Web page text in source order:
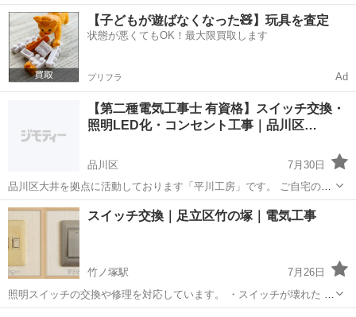
ざ工事をお願いしたいタイミングで、工事の予約が取れないことあり
ませんか？ 最短で当日、遅くても3日以内に伺えます‼️ その他、照明を
増設したい！古くなったsw...
東京 江東区 亀戸駅 電気工事 無料
【子どもが遊ばなくなった🧸】玩具を査定
状態が悪くてもOK！最大限買取します
プリフラ Ad
【第二種電気工事士 有資格】スイッチ交換・
照明LED化・コンセント工事｜品川区…
品川区
7月30日
品川区大井を拠点に活動しております「平川工房」です。 ご自宅の電
気まわりで「スイッチの反応が悪い」「電球を変えたいけれど高くて
届かない…」「蛍光灯をLEDにしたいんだけど…」といったちょっと
したお困りごとはありませんか？ ...
東京 品川区 電気工事
スイッチ交換｜足立区竹の塚｜電気工事
竹ノ塚駅
7月26日
照明スイッチの交換や修理を対応しています。 ・スイッチが壊れた ・
押しても反応しない ・古いスイッチをおしゃれなタイプに交換したい